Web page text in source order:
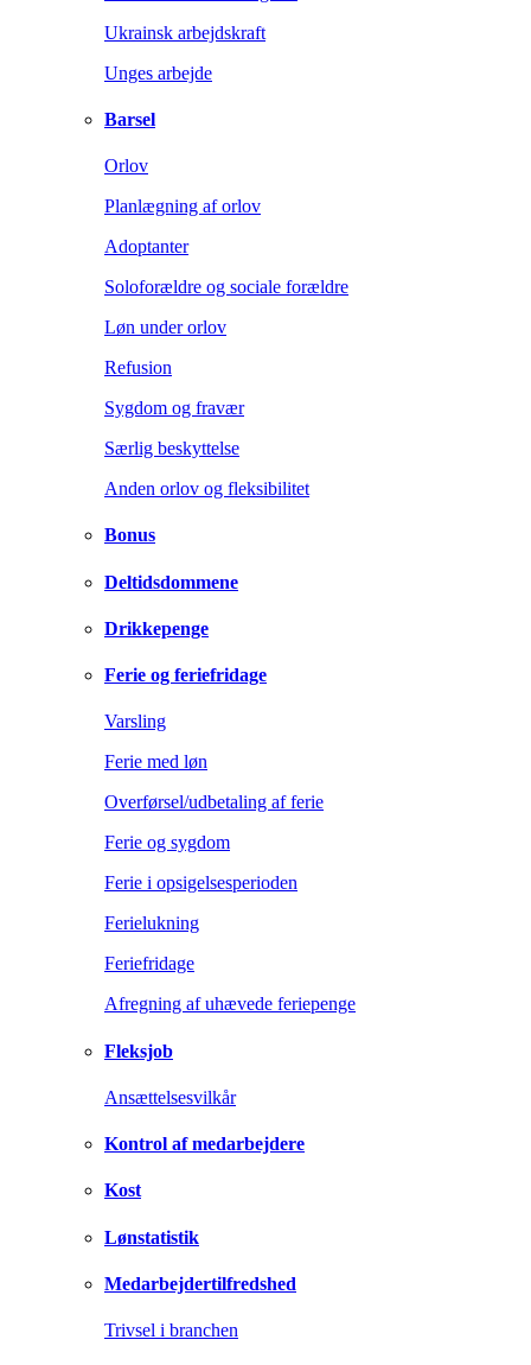
Ukrainsk arbejdskraft
Unges arbejde
Barsel
Orlov
Planlægning af orlov
Adoptanter
Soloforældre og sociale forældre
Løn under orlov
Refusion
Sygdom og fravær
Særlig beskyttelse
Anden orlov og fleksibilitet
Bonus
Deltidsdommene
Drikkepenge
Ferie og feriefridage
Varsling
Ferie med løn
Overførsel/udbetaling af ferie
Ferie og sygdom
Ferie i opsigelsesperioden
Ferielukning
Feriefridage
Afregning af uhævede feriepenge
Fleksjob
Ansættelsesvilkår
Kontrol af medarbejdere
Kost
Lønstatistik
Medarbejdertilfredshed
Trivsel i branchen